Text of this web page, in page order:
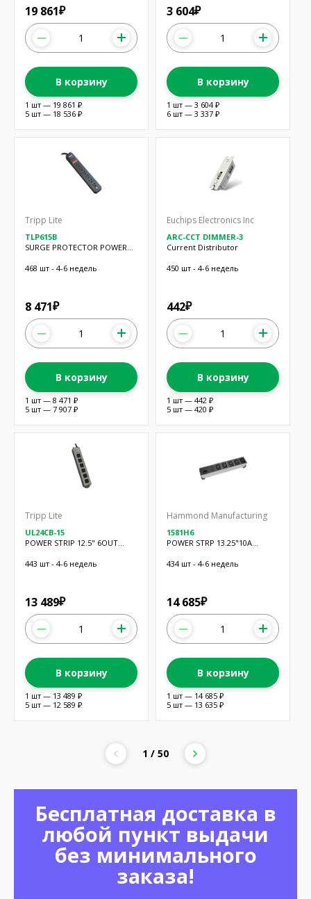
19 861₽
В корзину
1 шт — 19 861 ₽
5 шт — 18 536 ₽
3 604₽
В корзину
1 шт — 3 604 ₽
6 шт — 3 337 ₽
Tripp Lite
TLP615B
SURGE PROTECTOR POWER
468 шт - 4-6 недель
8 471₽
В корзину
1 шт — 8 471 ₽
5 шт — 7 907 ₽
Euchips Electronics Inc
ARC-CCT DIMMER-3
Current Distributor
450 шт - 4-6 недель
442₽
В корзину
1 шт — 442 ₽
5 шт — 420 ₽
Tripp Lite
UL24CB-15
POWER STRIP 12.5" 6OUT
443 шт - 4-6 недель
13 489₽
В корзину
1 шт — 13 489 ₽
5 шт — 12 589 ₽
Hammond Manufacturing
1581H6
POWER STRP 13.25"10A
434 шт - 4-6 недель
14 685₽
В корзину
1 шт — 14 685 ₽
5 шт — 13 635 ₽
1 / 50
Бесплатная доставка в
любой пункт выдачи
без минимального
заказа!